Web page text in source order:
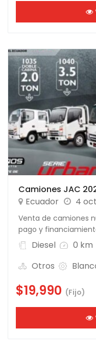
Camiones JAC
Ecuador
4
Venta de camiones
pago y
Diesel 0 km
Otros
$19,990 (Fijo)